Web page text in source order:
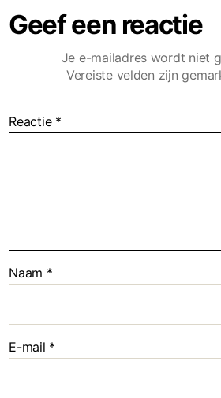
Geef een reactie
Je e-mailadres wordt niet
Vereiste velden zijn
Reactie *
Naam *
E-mail *